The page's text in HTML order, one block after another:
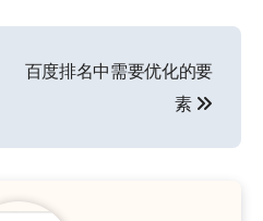
百度排名中需要优化的要
素